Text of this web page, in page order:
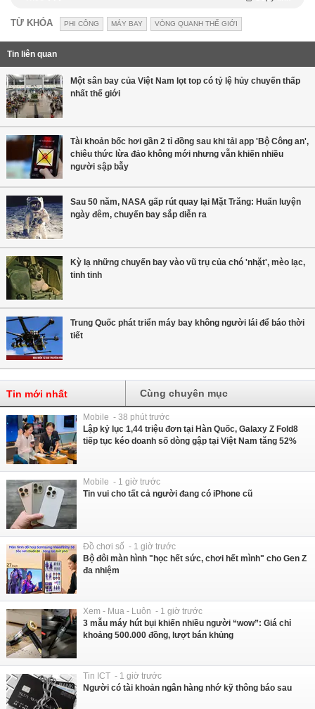
TỪ KHÓA PHI CÔNG MÁY BAY VÒNG QUANH THẾ GIỚI
Tin liên quan
Một sân bay của Việt Nam lọt top có tỷ lệ hủy chuyến thấp
nhất thế giới
Tài khoản bốc hơi gần 2 tỉ đồng sau khi tải app 'Bộ Công an',
chiêu thức lừa đảo không mới nhưng vẫn khiến nhiều
người sập bẫy
Sau 50 năm, NASA gấp rút quay lại Mặt Trăng: Huấn luyện
ngày đêm, chuyến bay sắp diễn ra
Kỳ lạ những chuyến bay vào vũ trụ của chó 'nhặt', mèo lạc,
tinh tinh
Trung Quốc phát triển máy bay không người lái để báo thời
tiết
Tin mới nhất Cùng chuyên mục
Mobile - 38 phút trước
Lập kỷ lục 1,44 triệu đơn tại Hàn Quốc, Galaxy Z Fold8
tiếp tục kéo doanh số dòng gập tại Việt Nam tăng 52%
Mobile - 1 giờ trước
Tin vui cho tất cả người đang có iPhone cũ
Đồ chơi số - 1 giờ trước
Bộ đôi màn hình "học hết sức, chơi hết mình" cho Gen Z
đa nhiệm
Xem - Mua - Luôn - 1 giờ trước
3 mẫu máy hút bụi khiến nhiều người “wow”: Giá chỉ
khoảng 500.000 đồng, lượt bán khủng
Tin ICT - 1 giờ trước
Người có tài khoản ngân hàng nhớ kỹ thông báo sau